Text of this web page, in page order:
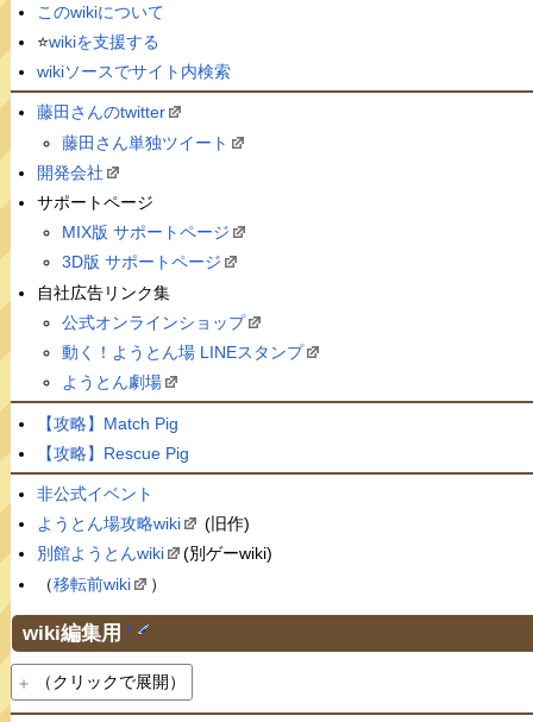
このwikiについて
⭐️wikiを支援する
wikiソースでサイト内検索
藤田さんのtwitter
藤田さん単独ツイート
開発会社
サポートページ
MIX版 サポートページ
3D版 サポートページ
自社広告リンク集
公式オンラインショップ
動く！ようとん場 LINEスタンプ
ようとん劇場
【攻略】Match Pig
【攻略】Rescue Pig
非公式イベント
ようとん場攻略wiki
(旧作)
別館ようとんwiki
(別ゲーwiki)
（移転前wiki ）
wiki編集用 †
（クリックで展開）